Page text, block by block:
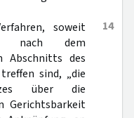
14
soweit
nach dem
Abschnitts des
sind, „die
über die
Gerichtsbarkeit